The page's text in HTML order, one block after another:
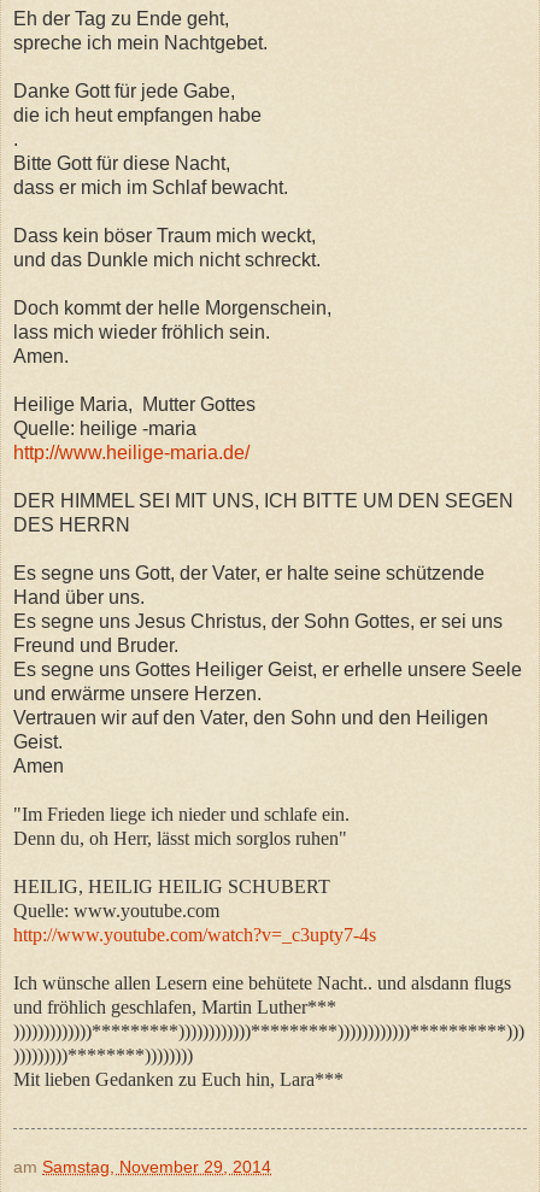
Eh der Tag zu Ende geht,
spreche ich mein Nachtgebet.
Danke Gott für jede Gabe,
die ich heut empfangen habe
.
Bitte Gott für diese Nacht,
dass er mich im Schlaf bewacht.
Dass kein böser Traum mich weckt,
und das Dunkle mich nicht schreckt.
Doch kommt der helle Morgenschein,
lass mich wieder fröhlich sein.
Amen.
Heilige Maria, Mutter Gottes
Quelle: heilige -maria
http://www.heilige-maria.de/
DER HIMMEL SEI MIT UNS, ICH BITTE UM DEN SEGEN
DES HERRN
Es segne uns Gott, der Vater, er halte seine schützende
Hand über uns.
Es segne uns Jesus Christus, der Sohn Gottes, er sei uns
Freund und Bruder.
Es segne uns Gottes Heiliger Geist, er erhelle unsere Seele
und erwärme unsere Herzen.
Vertrauen wir auf den Vater, den Sohn und den Heiligen
Geist.
Amen
"Im Frieden liege ich nieder und schlafe ein.
Denn du, oh Herr, lässt mich sorglos ruhen"
HEILIG, HEILIG HEILIG SCHUBERT
Quelle: www.youtube.com
http://www.youtube.com/watch?v=_c3upty7-4s
Ich wünsche allen Lesern eine behütete Nacht.. und alsdann flugs
und fröhlich geschlafen, Martin Luther***
)))))))))))))*********))))))))))))*********))))))))))))**********)))
)))))))))********))))))))
Mit lieben Gedanken zu Euch hin, Lara***
am Samstag, November 29, 2014